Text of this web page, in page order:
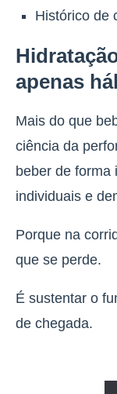
Histórico de
apenas
Mais do que
ciência da
beber de forma
individuais e
Porque na
que se perde.
É sustentar o
de chegada.